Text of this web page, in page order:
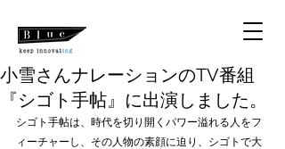
小雪さんナレーションのTV番組
『シゴト手帖』に出演しました。
シゴト手帖は、時代を切り開くパワー溢れる人をフ
ィーチャーし、その人物の素顔に迫り、シゴトで大